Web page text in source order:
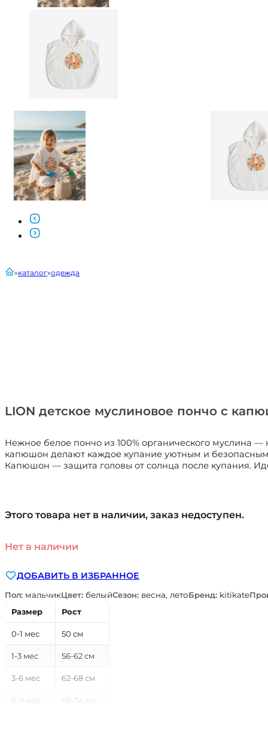
LION детское муслиновое пончо с
Нежное белое пончо из 100% органического муслина
капюшон делают каждое купание уютным и
Капюшон — защита головы от солнца после купания.
главнаякаталог одежда
Этого товара нет в наличии, заказ недоступен.
Нет в наличии
ДОБАВИТЬ В ИЗБРАННОЕ
Пол: мальчикЦвет: белыйСезон: весна, летоБренд: kitikate
Размер
Рост
0-1 мес 50 см
1-3 мес 56-62 см
3-6 мес 62-68 см
6-9 мес 68-74 см